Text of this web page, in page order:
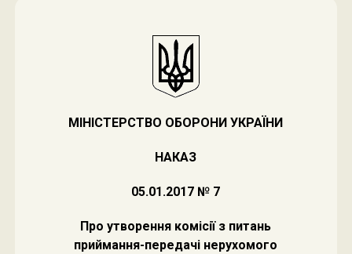
МІНІСТЕРСТВО ОБОРОНИ УКРАЇНИ
НАКАЗ
05.01.2017 № 7
Про утворення комісії з питань
приймання-передачі нерухомого